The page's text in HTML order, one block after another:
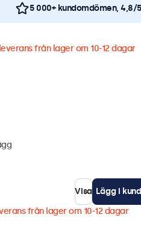
5 000+ kundomdömen, 4,8/
från lager om 10-12 dagar
Visa Lägg i
från lager om 10-12 dagar